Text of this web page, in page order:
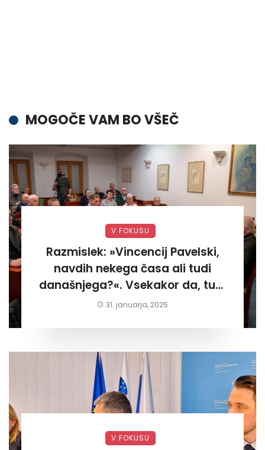
MOGOČE VAM BO VŠEČ
V FOKUSU
Razmislek: »Vincencij Pavelski,
navdih nekega časa ali tudi
današnjega?«. Vsekakor da, tudi
današnjega«
31. januarja, 2025
V FOKUSU